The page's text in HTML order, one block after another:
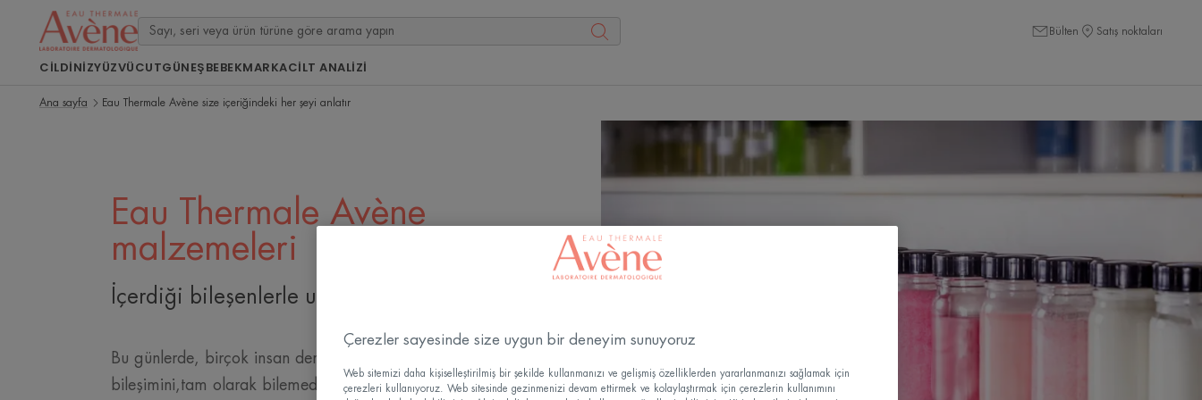
Bülten Satış noktaları
CILDINIZYÜZVÜCUTGÜNEŞBEBEKMARKACİLT ANALİZİ
Ana sayfa Eau Thermale Avène size içeriğindeki her şeyi anlatır
Eau Thermale Avène
malzemeleri
İçerdiği bileşenlerle uyum içindedir
Bu günlerde, birçok insan dermokozmetik ürünlerin
bileşimini,tam olarak bilemediği için bu ürünleri
Çerezler sayesinde size uygun bir deneyim sunuyoruz
Web sitemizi daha kişiselleştirilmiş bir şekilde kullanmanızı ve gelişmiş özelliklerden yararlanmanızı sağlamak için
çerezleri kullanıyoruz. Web sitesinde gezinmenizi devam ettirmek ve kolaylaştırmak için çerezlerin kullanımını